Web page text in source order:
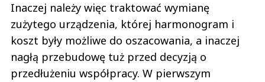
Inaczej należy więc traktować wymianę
zużytego urządzenia, której harmonogram i
koszt były możliwe do oszacowania, a inaczej
nagłą przebudowę tuż przed decyzją o
przedłużeniu współpracy. W pierwszym